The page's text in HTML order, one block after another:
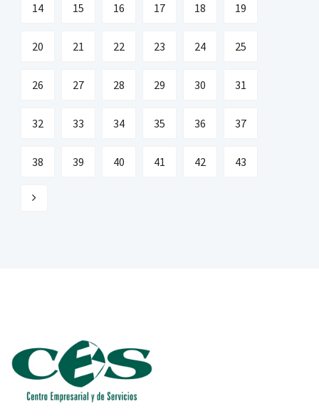
14 15 16 17 18 19
20 21 22 23 24 25
26 27 28 29 30 31
32 33 34 35 36 37
38 39 40 41 42 43